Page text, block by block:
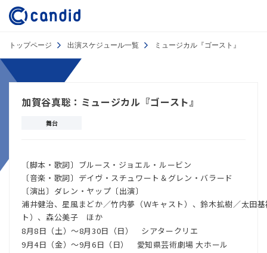
トップページ 出演スケジュール一覧 ミュージカル『ゴースト』
加賀谷真聡：ミュージカル『ゴースト』
舞台
〔脚本・歌詞〕ブルース・ジョエル・ルービン
〔音楽・歌詞〕デイヴ・スチュワート＆グレン・バラード
〔演出〕ダレン・ヤップ〔出演〕
浦井健治、星風まどか／竹内夢（Ｗキャスト）、鈴木拡樹／太田
ト）、森公美子 ほか
8月8日（土）～8月30日（日） シアタークリエ
9月4日（金）～9月6日（日） 愛知県芸術劇場 大ホール